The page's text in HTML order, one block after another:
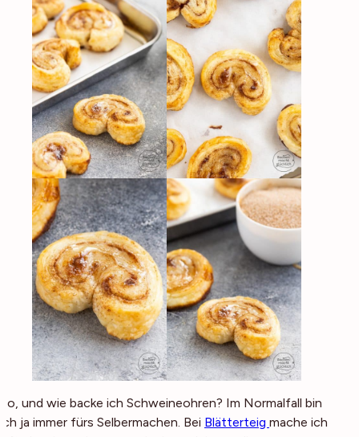
So, und wie backe ich Schweineohren? Im Normalfall bin
ich ja immer fürs Selbermachen. Bei Blätterteig mache ich